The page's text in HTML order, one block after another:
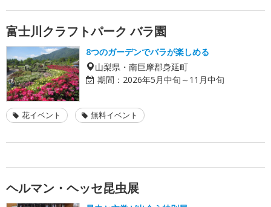
富士川クラフトパーク バラ園
8つのガーデンでバラが楽しめる
山梨県・南巨摩郡身延町
期間： 2026年5月中旬～11月中旬
花イベント 無料イベント
ヘルマン・ヘッセ昆虫展